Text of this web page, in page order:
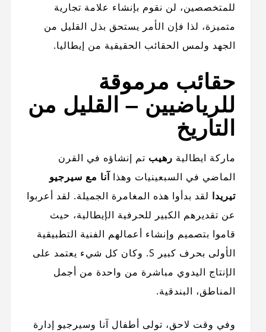
للمتخصصين، لن نقوم بإنشاء علامة تجارية
متميزة، لذا فإن الأمر يستحق بذل القليل من
الجهد ولمس الحقائب الحقيقية من إيطاليا.
حقائب مرموقة
للرياضيين – القليل من
التاريخ
ماركة ايطالية رهيب تم إنشاؤه في القرن
الماضي في السبعينيات وهذا آنا مع سيرجيو
تيريدا لقد بدأوا هذه المغامرة الجميلة. لقد أعربوا
عن تقديرهم الكبير للحرفية الإيطالية، حيث
قاموا بتصميم وإنشاء أعمالهم الفنية التطبيقية
الأولى بحرف كبير S. وكان كل شيء يعتمد على
الإنتاج اليدوي مباشرة من واحدة من أجمل
المناطق، البندقية.
وفي وقت لاحق، تولى أطفال آنا وسيرجيو إدارة